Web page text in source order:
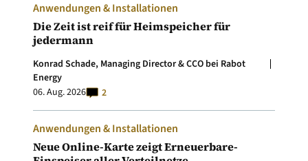
Anwendungen & Installationen
Die Zeit ist reif für Heimspeicher für
jedermann
Konrad Schade, Managing Director & CCO bei Rabot
Energy
06. Aug. 2026
2
Anwendungen & Installationen
Neue Online-Karte zeigt Erneuerbare-